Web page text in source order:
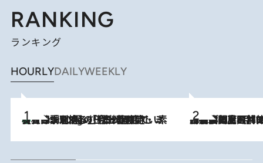
RANKING
ランキング
HOURLYDAILYWEEKLY
3 Hours Ago
【大分・別府】「今一番おいしい食材を調理する」1日2組限定・ミシュラン2ツ星の日本料理店で、素材と四季を愉しむ極上の時間 2026.8.8
「最後に見られてよかった」上野動物園の東園パンダ舎が解体前に特別公開。8月16日まで延長されたパネル展と共に辿る“半世紀”のパンダ飼育《解体工事の図面あり》